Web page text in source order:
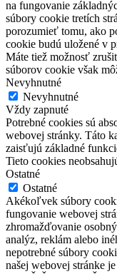
na fungovanie
súbory cookie tretích
porozumieť tomu, ako
cookie budú uložené v
Máte tiež možnosť
súborov cookie však
Nevyhnutné
Nevyhnutné
Vždy zapnuté
Potrebné cookies sú
webovej stránky. Táto
zaisťujú základné
Tieto cookies
Ostatné
Ostatné
Akékoľvek súbory
fungovanie webovej
zhromažďovanie
analýz, reklám alebo
nepotrebné súbory
našej webovej stránke